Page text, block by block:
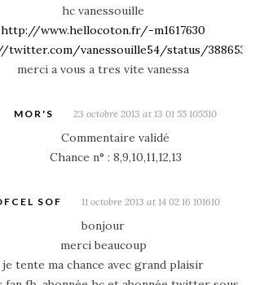
hc vanessouille
http://www.hellocoton.fr/-m1617630
vanessouille54/status/
merci a vous a tres vite vanessa
MOR'S 23 octobre 2013 at 13 01 55 105510
Commentaire validé
Chance n° : 8,9,10,11,12,13
SOF 11 octobre 2013 at 14 02 16 101610
bonjour
merci beaucoup
je tente ma chance avec grand plaisir